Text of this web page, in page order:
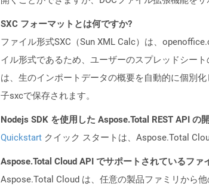
SXC フォーマットとは何ですか?
ファイル形式SXC（Sun XML Calc）は、
イル形式であるため、ユーザーのスプレッドシー
は、生のインポートデータの概要を自動的に個別
子sxcで保存されます。
Nodejs SDK を使用した Aspose.Total REST API の
Quickstart クイック スタートは、Aspose.Total
Aspose.Total Cloud API でサポートされているファ
Aspose.Total Cloud は、任意の製品ファミリから